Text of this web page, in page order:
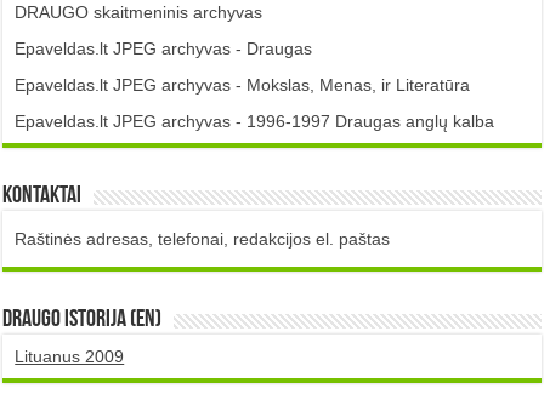
DRAUGO skaitmeninis archyvas
Epaveldas.lt JPEG archyvas - Draugas
Epaveldas.lt JPEG archyvas - Mokslas, Menas, ir Literatūra
Epaveldas.lt JPEG archyvas - 1996-1997 Draugas anglų kalba
Kontaktai
Raštinės adresas, telefonai, redakcijos el. paštas
DRAUGO istorija (EN)
Lituanus 2009